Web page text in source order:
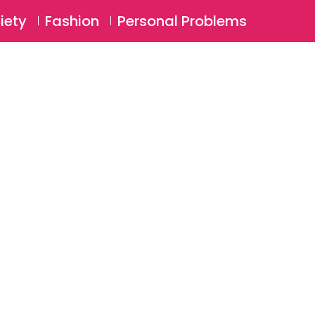
Login ⚲
Fashion Personal Problems